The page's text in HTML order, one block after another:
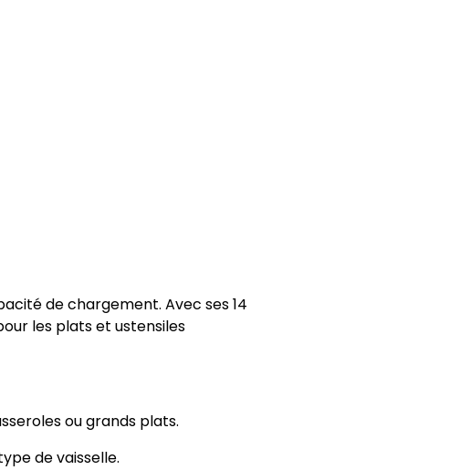
de chargement. Avec ses 14
les plats et ustensiles
ou grands plats.
de vaisselle.